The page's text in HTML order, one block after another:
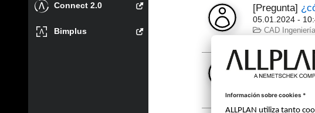
Connect 2.0
Bimplus
[Pregunta]
05.01.2024 -
CAD
[Pregunta]
07.03.2022 -